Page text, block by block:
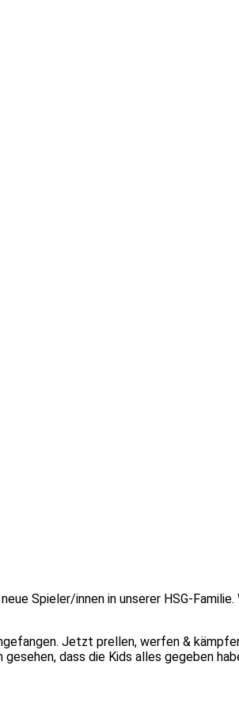
Spieler/innen in unserer HSG-
Jetzt prellen, werfen &
dass die Kids alles gegeben